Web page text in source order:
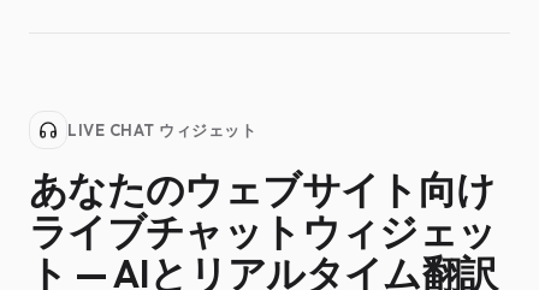
LIVE CHAT ウィジェット
あなたのウェブサイト向け
ライブチャットウィジェッ
ト — AIとリアルタイム翻訳